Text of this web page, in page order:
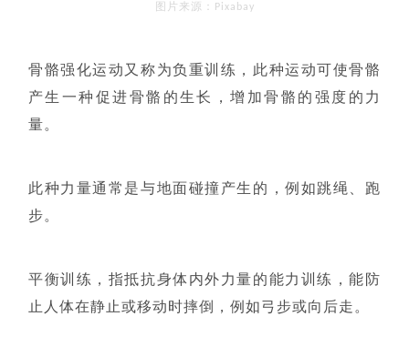
图片来源：Pixabay
骨骼强化运动又称为负重训练，此种运动可使骨骼
产生一种促进骨骼的生长，增加骨骼的强度的力
量。
此种力量通常是与地面碰撞产生的，例如跳绳、跑
步。
平衡训练，指抵抗身体内外力量的能力训练，能防
止人体在静止或移动时摔倒，例如弓步或向后走。